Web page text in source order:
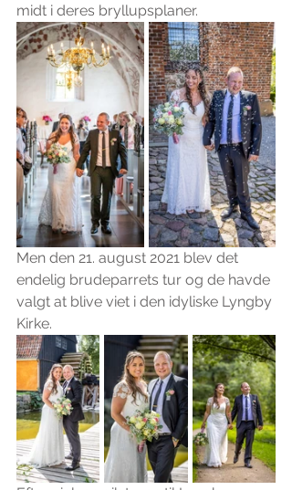
midt i deres bryllupsplaner.
Men den 21. august 2021 blev det
endelig brudeparrets tur og de havde
valgt at blive viet i den idyliske Lyngby
Kirke.